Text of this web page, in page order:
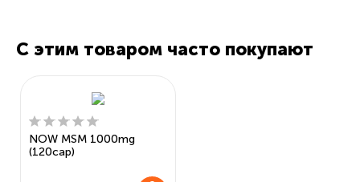
С этим товаром часто покупают
NOW MSM 1000mg
(120cap)